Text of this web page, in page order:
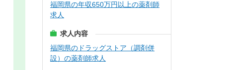
福岡県の年収650万円以上の薬剤師
求人
求人内容
福岡県のドラッグストア（調剤併
設）の薬剤師求人